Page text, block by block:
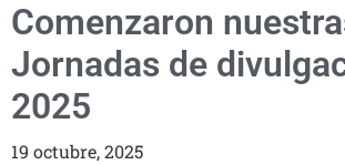
Comenzaron
Jornadas de
2025
19 octubre, 2025